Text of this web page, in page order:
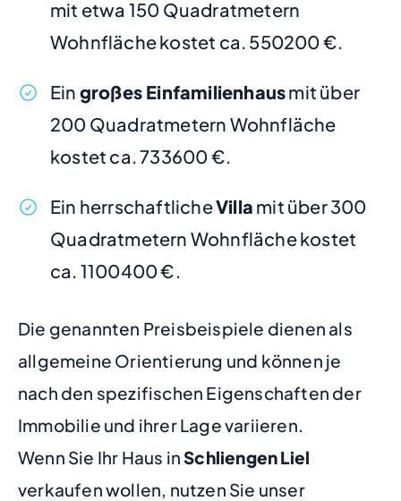
mit etwa 150 Quadratmetern
Wohnfläche kostet ca. 550200 €.
Ein großes Einfamilienhausmit über
200 Quadratmetern Wohnfläche
kostet ca. 733600 €.
Ein herrschaftlicheVilla mit über 300
Quadratmetern Wohnfläche kostet
ca. 1100400 €.
Die genannten Preisbeispiele dienen als
allgemeine Orientierung und können je
nach den spezifischen Eigenschaften der
Immobilie und ihrer Lage variieren.
Wenn Sie Ihr Haus inSchliengen Liel
verkaufen wollen, nutzen Sie unser